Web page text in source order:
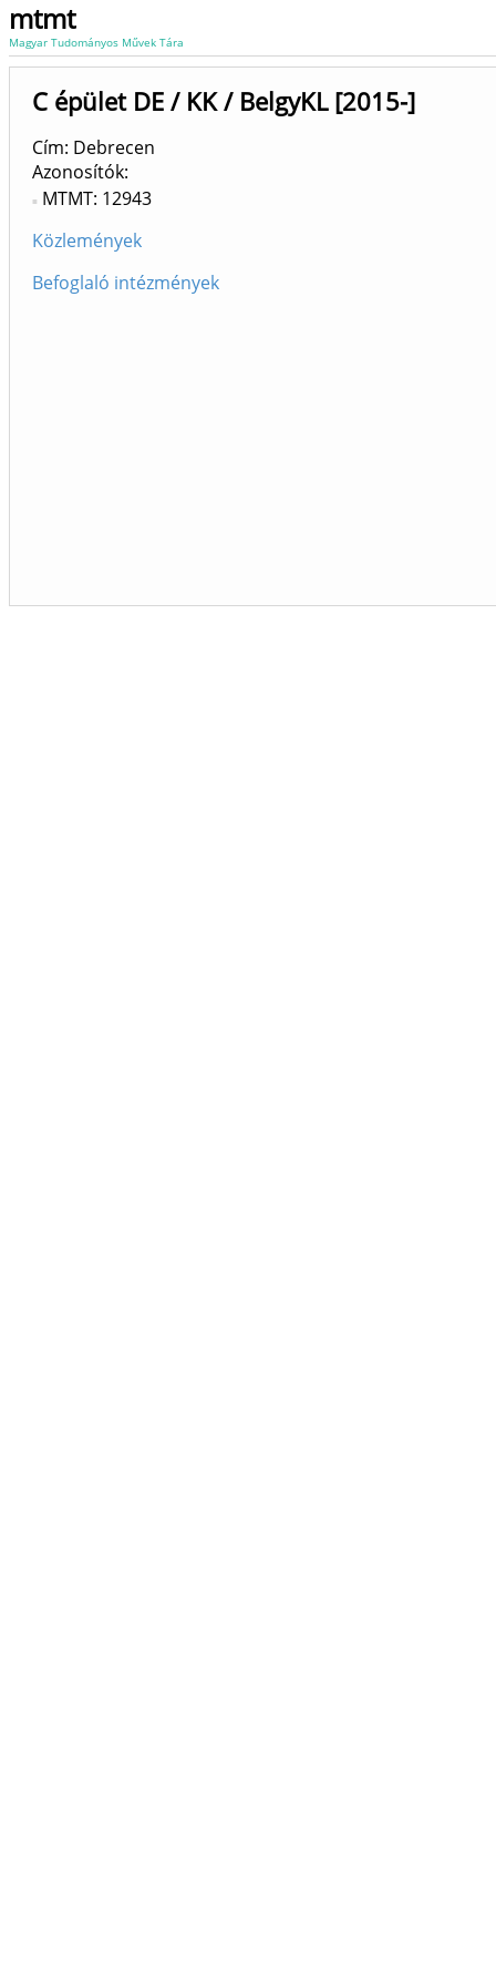
mtmt
Magyar Tudományos Művek Tára
C épület DE / KK / BelgyKL [2015-]
Cím: Debrecen
Azonosítók
MTMT: 12943
Közlemények
Befoglaló intézmények